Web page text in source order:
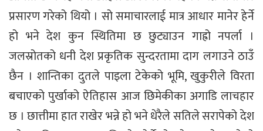
प्रसारण गरेको थियो । सो समाचारलाई मात्र आधार मानेर हेर्ने
हो भने देश कुन स्थितिमा छ छुट्याउन गाह्रो नपर्ला ।
जलस्रोतको धनी देश प्रकृतिक सुन्दरतामा दाग लगाउने ठाउँ
छैन । शान्तिका दुतले पाइला टेकेको भूमि, खुकुरीले विरता
बचाएको पुर्खाको ऐतिहास आज छिमेकीका अगाडि लाचहार
छ । छात्तीमा हात राखेर भन्ने हो भने धेरैले सतिले सरापेको देश